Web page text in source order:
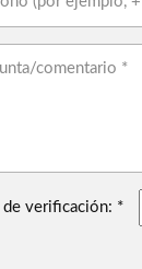
de verificación: *